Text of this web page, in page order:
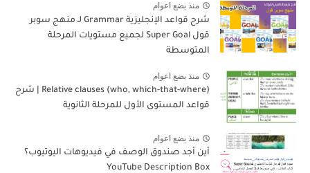
منذ بضع اعوام
شرح قواعد الإنجليزية Grammar لـ منهج سوبر
قول Super Goal لجميع مستويات المرحلة
المتوسطة
منذ بضع اعوام
Relative clauses (who, which-that-where) | شرح
قواعد المستوى الأول للمرحلة الثانوية
منذ بضع اعوام
أين أجد صندوق الوصف في فيديوهات اليوتيوب؟
YouTube Description Box